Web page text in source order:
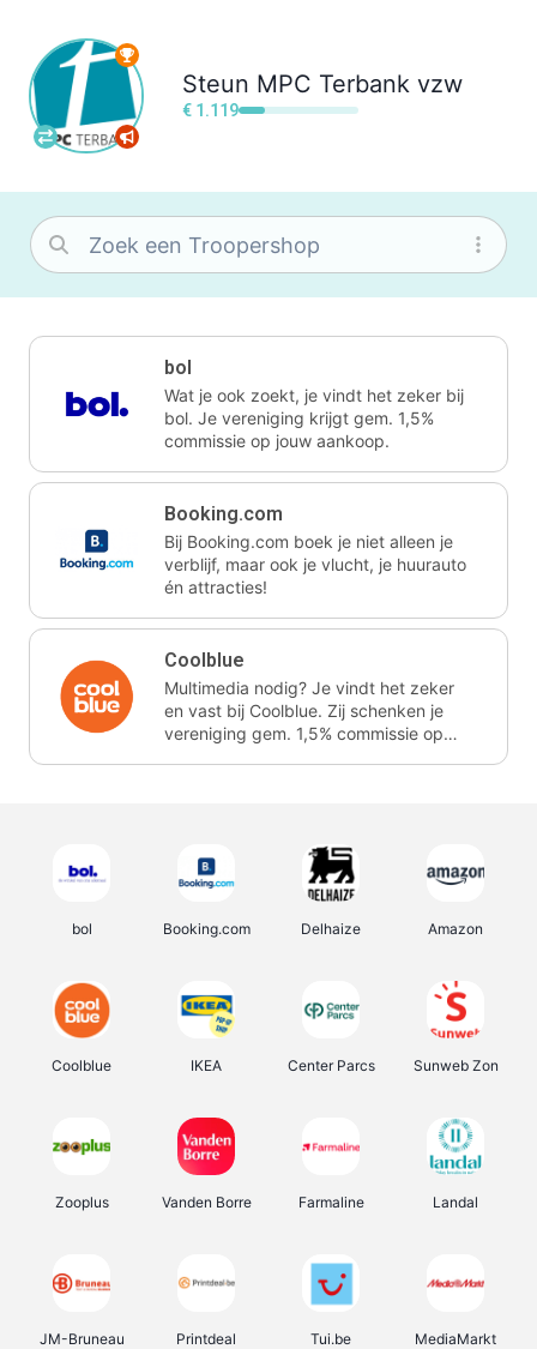
Steun MPC Terbank vzw
€ 1.119
bol
Wat je ook zoekt, je vindt het zeker bij
bol. Je vereniging krijgt gem. 1,5%
commissie op jouw aankoop.
Booking.com
Bij Booking.com boek je niet alleen je
verblijf, maar ook je vlucht, je huurauto
én attracties!
Coolblue
Multimedia nodig? Je vindt het zeker
en vast bij Coolblue. Zij schenken je
vereniging gem. 1,5% commissie op
bol Booking.com Delhaize Amazon
Coolblue IKEA Center Parcs Sunweb Zon
Zooplus Vanden Borre Farmaline Landal
JM-Bruneau Printdeal Tui.be MediaMarkt